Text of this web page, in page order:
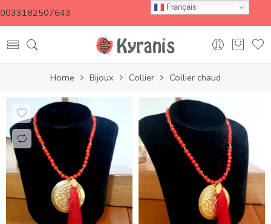
0033182507643
Home Bijoux Collier Collier chaud
Français